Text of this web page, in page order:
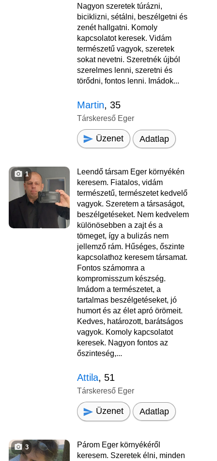
Nagyon szeretek túrázni,
biciklizni, sétálni, beszélgetni és
zenét hallgatni. Komoly
kapcsolatot keresek. Vidám
természetű vagyok, szeretek
sokat nevetni. Szeretnék újból
szerelmes lenni, szeretni és
törődni, fontos lenni. Imádok...
Martin, 35
Társkereső Eger
Üzenet Adatlap
1
Leendő társam Eger környékén
keresem. Fiatalos, vidám
természetű, természetet kedvelő
vagyok. Szeretem a társaságot,
beszélgetéseket. Nem kedvelem
különösebben a zajt és a
tömeget, így a bulizás nem
jellemző rám. Hűséges, őszinte
kapcsolathoz keresem társamat.
Fontos számomra a
kompromisszum készség.
Imádom a természetet, a
tartalmas beszélgetéseket, jó
humort és az élet apró örömeit.
Kedves, határozott, barátságos
vagyok. Komoly kapcsolatot
keresek. Nagyon fontos az
őszinteség,...
Attila, 51
Társkereső Eger
Üzenet Adatlap
3
Párom Eger környékéről
keresem. Szeretek élni, minden